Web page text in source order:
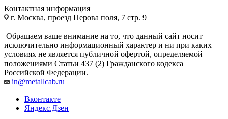
Контактная информация
г. Москва, проезд Перова поля, 7 стр. 9
Обращаем ваше внимание на то, что данный сайт носит
исключительно информационный характер и ни при каких
условиях не является публичной офертой, определяемой
положениями Статьи 437 (2) Гражданского кодекса
Российской Федерации.
in@metallcab.ru
Вконтакте
Яндекс.Дзен